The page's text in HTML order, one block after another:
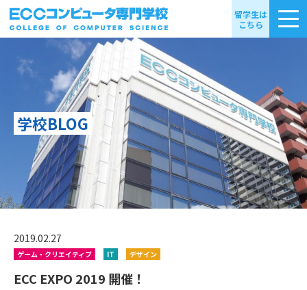
留学生は
こちら
学校BLOG
2019.02.27
ゲーム・クリエイティブ IT デザイン
ECC EXPO 2019 開催！